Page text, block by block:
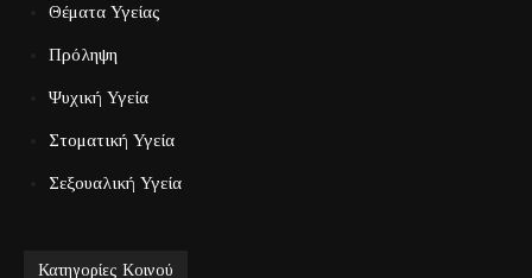
Θέματα Υγείας
Πρόληψη
Ψυχική Υγεία
Στοματική Υγεία
Σεξουαλική Υγεία
Κατηγορίες Κοινού